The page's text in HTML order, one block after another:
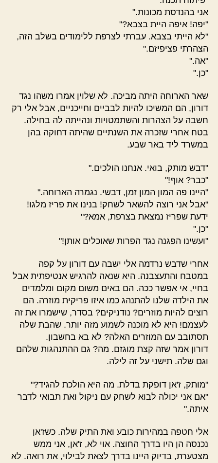
אני בהנדסת מכונות."
"יפה! איפה היית בצבא?"
"לא הייתי בצבא. עברתי לצרפת ללימודים בשלב הזה,
הצהרתי פציפיזם."
"אה."
"כן."
שאר הארוחה היתה מביכה. לא שלוין אמרו משהו נגד
דורון, הם המשיכו להיות לבביים וחייכניים, אבל אלי רק
חשבה על הצהרות והשתמטויות ונהייתה לה בחילה.
בטח אחרי שזכרה את השנתיים שהיתה דחוקה בהן
במשרד ליד באר שבע.
"דבש מותק, בואי. אנחנו הולכים."
"כבר? אוף!"
"היינו פה המון המון זמן, דבשי. נגמרה הארוחה."
"אבל אני רוצה להשאר לשחק! בנינו את פריז מלגו!
ידעת שפריז נמצאת בצרפת, אמא?"
"כן."
"ועשינו הפגנה נגד הפרות שאוכלים אותן!"
אחרי שדבש נרדמה אלי ישבה עם דורון על קפה
במטבח והתעצבנה. היא שנאה להרגיש אנטיפתית אבל
בחיי, אי אפשר ככה. הם באים משום מקום ומלמדים
את הילדה שלנו להתנהג כמו איזו פריקית מוזרה. הם
רוצים להיות מוזרים? נודניקים? בסדר, שישמרו את זה
לעצמם! היא לא מוכנה לשמוע מזה יותר. שהבת שלה
תסתובב עם המוזרים האלה? לא בא בחשבון.
דורון אמר שזה קצת מוגזם. מה? גם ההתנהגות שלהם
וגם שלה. תישני על זה לילה.
"מותק, ז'אן דופקת בדלת. מה היא הולכת להגיד?"
"אם אני יכולה לבוא לשחק עם ניקול ואת תבואי לדבר
איתה."
אלי חטפה במהירות כובע ואת התיק שלה. כשז'אן
נכנסה הן היו בדרך החוצה. אוי לא, ז'אן, אני ממש
מצטערת, בדיוק היינו בדרך לצאת לבילוי, את רואה. לא